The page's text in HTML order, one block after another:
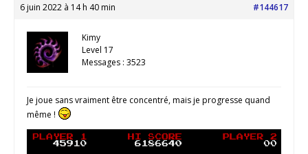
6 juin 2022 à 14 h 40 min #144617
Kimy
Level 17
Messages : 3523
Je joue sans vraiment être concentré, mais je progresse quand
même !